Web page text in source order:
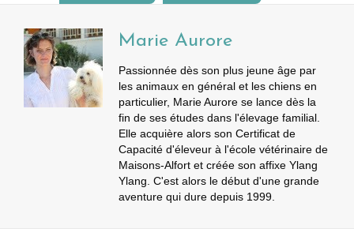
Marie Aurore
Passionnée dès son plus jeune âge par
les animaux en général et les chiens en
particulier, Marie Aurore se lance dès la
fin de ses études dans l'élevage familial.
Elle acquière alors son Certificat de
Capacité d'éleveur à l'école vétérinaire de
Maisons-Alfort et créée son affixe Ylang
Ylang. C'est alors le début d'une grande
aventure qui dure depuis 1999.